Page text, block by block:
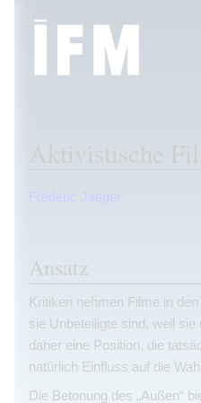
Aktivistische
Ansatz
Kritiken nehmen Filme in
sie Unbeteiligte sind, weil
daher eine Position, die
natürlich Einfluss auf die
Die Betonung des „Außen“